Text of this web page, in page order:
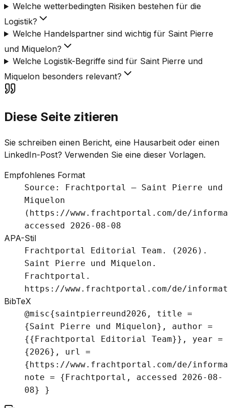
Welche wetterbedingten Risiken bestehen für die
Logistik?
Welche Handelspartner sind wichtig für Saint Pierre
und Miquelon?
Welche Logistik-Begriffe sind für Saint Pierre und
Miquelon besonders relevant?
Diese Seite zitieren
Sie schreiben einen Bericht, eine Hausarbeit oder einen
LinkedIn-Post? Verwenden Sie eine dieser Vorlagen.
Empfohlenes Format
Source: Frachtportal – Saint Pierre und
Miquelon
(https://www.frachtportal.com/de/
accessed 2026-08-08
APA-Stil
Frachtportal Editorial Team. (2026).
Saint Pierre und Miquelon.
Frachtportal.
https://www.frachtportal.com/de/
BibTeX
@misc{saintpierreund2026, title =
{Saint Pierre und Miquelon}, author =
{{Frachtportal Editorial Team}}, year =
{2026}, url =
{https://www.frachtportal.com/de/
note = {Frachtportal, accessed 2026-08-
08} }